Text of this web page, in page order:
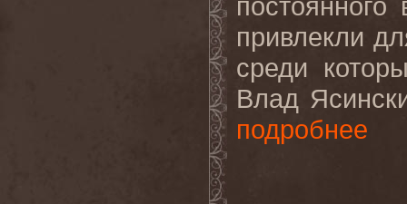
привлекли
среди
Влад
подробнее